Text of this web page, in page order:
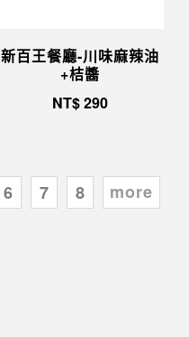
新百王餐廳-川味麻辣油
+桔醬
NT$290
6 7 8 more